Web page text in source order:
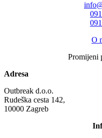
O
Promijeni
Adresa
Outbreak d.o.o.
Rudeška cesta 142,
10000 Zagreb